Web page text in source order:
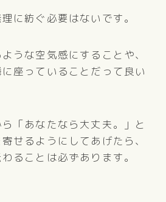
に紡ぐ必要はないです。
うな空気感にすることや、
座っていることだって良い
「あなたなら大丈夫。」と
せるようにしてあげたら、
ることは必ずあります。